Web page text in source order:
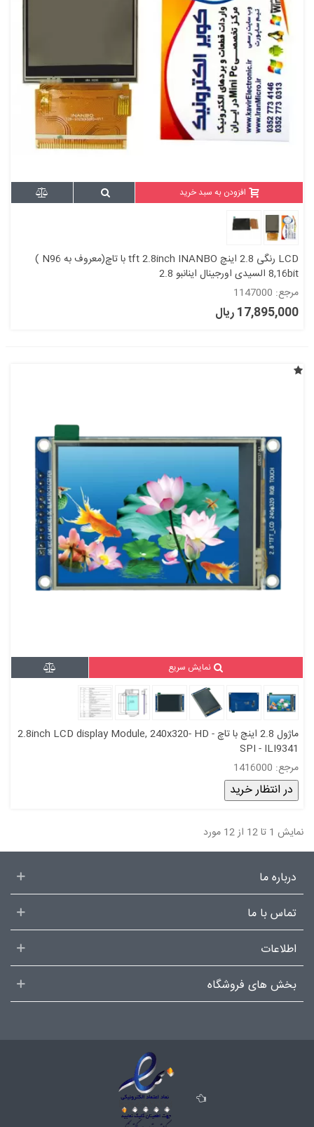
افزودن به سبد خرید
LCD رنگی 2.8 اینچ tft 2.8inch INANBO با تاچ(معروف به N96 )
8,16bit السیدی اورجینال اینانبو 2.8
مرجع: 1147000
17,895,000 ریال
نمایش سریع
ماژول 2.8 اینچ با تاچ 2.8inch LCD display Module, 240x320- HD -
SPI - ILI9341
مرجع: 1416000
در انتظار خرید
نمایش 1 تا 12 از 12 مورد
درباره ما
تماس با ما
اطلاعات
بخش های فروشگاه